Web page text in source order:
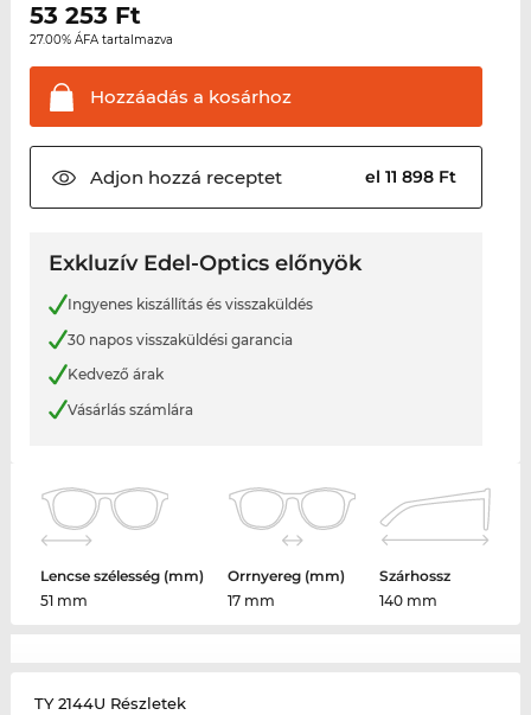
53 253 Ft
27.00% ÁFA tartalmazva
Hozzáadás a kosárhoz
Adjon hozzá receptet el 11 898 Ft
Exkluzív Edel-Optics előnyök
Ingyenes kiszállítás és visszaküldés
30 napos visszaküldési garancia
Kedvező árak
Vásárlás számlára
Lencse szélesség (mm)
51 mm
Orrnyereg (mm)
17 mm
Szárhossz
140 mm
TY 2144U Részletek